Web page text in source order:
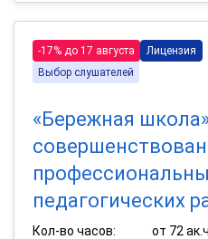
-17% до 17 августа
Лицензия
Выбор слушателей
«Бережная
педагогических
Кол-во часов:
от 72 ак.ч